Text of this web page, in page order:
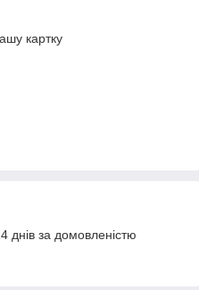
картку
днів за домовленістю